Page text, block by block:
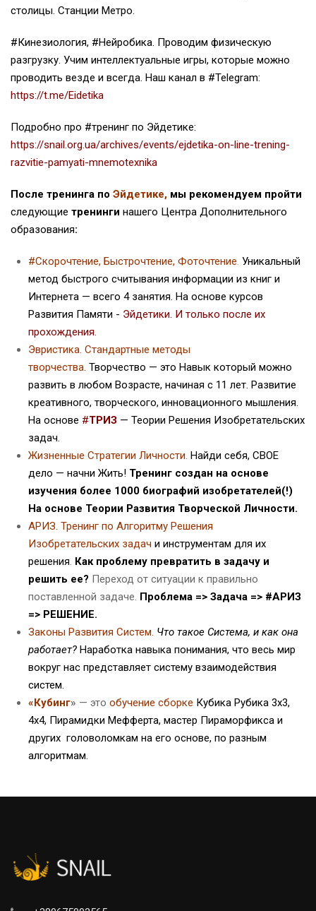
столицы. Станции Метро.
#Кинезиология, #Нейробика. Проводим физическую
разгрузку. Учим интеллектуальные игры, которые можно
проводить везде и всегда. Наш канал в #Telegram:
https://t.me/Eidetika
Подробно про #тренинг по Эйдетике:
https://snail.org.ua/archives/events/ejdetika-on-line-trening-
razvitie-pamyati-mnemotexnika
После тренинга по Эйдетике, мы рекомендуем пройти
следующие тренинги нашего Центра Дополнительного
образования:
#Скорочтение, Быстрочтение, Фоточтение. Уникальный
метод быстрого считывания информации из книг и
Интернета — всего 4 занятия. На основе курсов
Развития Памяти - Эйдетики. И только после их
прохождения.
Эвристика. Стандартные методы
творчества. Творчество — это Навык который можно
развить в любом Возрасте, начиная с 11 лет. Развитие
креативного, творческого, инновационного мышления.
На основе #ТРИЗ — Теории Решения Изобретательских
задач.
Жизненные Стратегии Личности. Найди себя, СВОЕ
дело — начни Жить! Тренинг создан на основе
изучения более 1000 биографий изобретателей(!)
На основе Теории Развития Творческой Личности.
АРИЗ. Тренинг по Алгоритму Решения
Изобретательских задач и инструментам для их
решения. Как проблему превратить в задачу и
решить ее? Переход от ситуации к правильно
поставленной задаче. Проблема => Задача => #АРИЗ
=> РЕШЕНИЕ.
Законы Развития Систем. Что такое Система, и как она
работает? Наработка навыка понимания, что весь мир
вокруг нас представляет систему взаимодействия
систем.
«Кубинг» — это обучение сборке Кубика Рубика 3х3,
4х4, Пирамидки Мефферта, мастер Пираморфикса и
других головоломкам на его основе, по разным
алгоритмам.